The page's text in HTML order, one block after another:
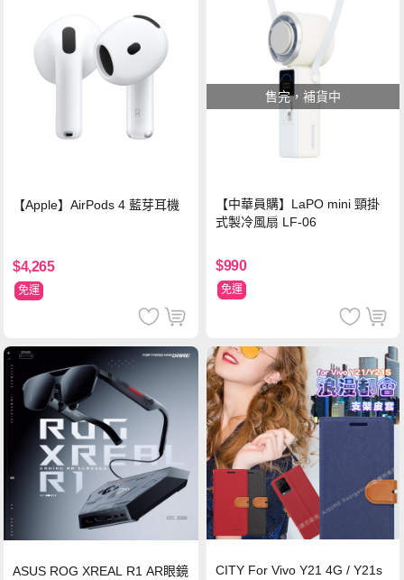
【Apple】AirPods 4 藍芽耳機
$4,265
免運
售完，補貨中
【中華員購】LaPO mini 頸掛
式製冷風扇 LF-06
$990
免運
ASUS ROG XREAL R1 AR眼鏡
CITY For Vivo Y21 4G / Y21s